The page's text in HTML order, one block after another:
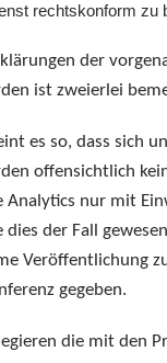
rechtskonform zu
der
ist zweierlei
es so, dass sich
offensichtlich
Analytics nur mit
dies der Fall
Veröffentlichung
gegeben.
die mit den